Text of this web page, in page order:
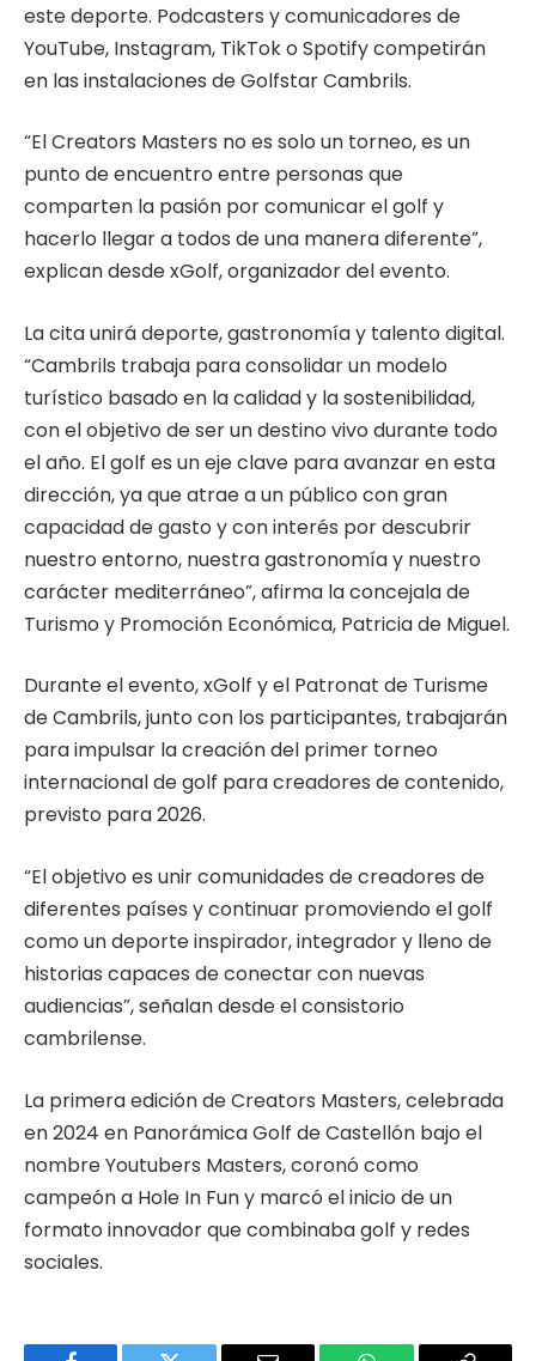
este deporte. Podcasters y comunicadores de
YouTube, Instagram, TikTok o Spotify competirán
en las instalaciones de Golfstar Cambrils.
“El Creators Masters no es solo un torneo, es un
punto de encuentro entre personas que
comparten la pasión por comunicar el golf y
hacerlo llegar a todos de una manera diferente”,
explican desde xGolf, organizador del evento.
La cita unirá deporte, gastronomía y talento digital.
“Cambrils trabaja para consolidar un modelo
turístico basado en la calidad y la sostenibilidad,
con el objetivo de ser un destino vivo durante todo
el año. El golf es un eje clave para avanzar en esta
dirección, ya que atrae a un público con gran
capacidad de gasto y con interés por descubrir
nuestro entorno, nuestra gastronomía y nuestro
carácter mediterráneo”, afirma la concejala de
Turismo y Promoción Económica, Patricia de Miguel.
Durante el evento, xGolf y el Patronat de Turisme
de Cambrils, junto con los participantes, trabajarán
para impulsar la creación del primer torneo
internacional de golf para creadores de contenido,
previsto para 2026.
“El objetivo es unir comunidades de creadores de
diferentes países y continuar promoviendo el golf
como un deporte inspirador, integrador y lleno de
historias capaces de conectar con nuevas
audiencias”, señalan desde el consistorio
cambrilense.
La primera edición de Creators Masters, celebrada
en 2024 en Panorámica Golf de Castellón bajo el
nombre Youtubers Masters, coronó como
campeón a Hole In Fun y marcó el inicio de un
formato innovador que combinaba golf y redes
sociales.